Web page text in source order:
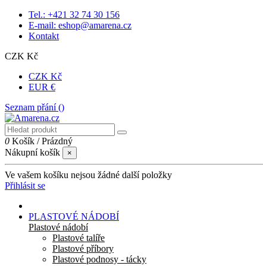
Tel.: +421 32 74 30 156
E-mail: eshop@amarena.cz
Kontakt
CZK Kč
CZK Kč
EUR €
Seznam přání ()
0 Košík /Prázdný
Nákupní košík
×
Ve vašem košíku nejsou žádné další položky
Přihlásit se
PLASTOVÉ NÁDOBÍ
Plastové nádobí
Plastové talíře
Plastové příbory
Plastové podnosy - tácky